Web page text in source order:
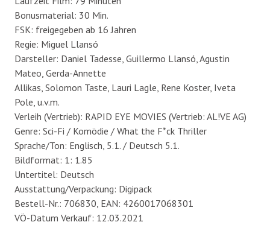
Bonusmaterial: 30 Min.
FSK: freigegeben ab 16 Jahren
Regie: Miguel Llansó
Darsteller: Daniel Tadesse, Guillermo Llansó, Agustin
Mateo, Gerda-Annette
Allikas, Solomon Taste, Lauri Lagle, Rene Koster, Iveta
Pole, u.v.m.
Verleih (Vertrieb): RAPID EYE MOVIES (Vertrieb: AL!VE AG)
Genre: Sci-Fi / Komödie / What the F*ck Thriller
Sprache/Ton: Englisch, 5.1. / Deutsch 5.1.
Bildformat: 1: 1.85
Untertitel: Deutsch
Ausstattung/Verpackung: Digipack
Bestell-Nr.: 706830, EAN: 4260017068301
VÖ-Datum Verkauf: 12.03.2021